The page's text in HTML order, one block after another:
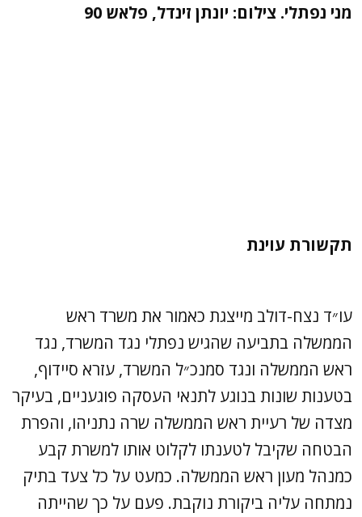
מני נפתלי. צילום: יונתן זינדל, פלאש 90
תקשורת עוינת
עו״ד נצח-דולב מייצגת כאמור את משרד ראש
הממשלה בתביעה שהגיש נפתלי נגד המשרד, נגד
ראש הממשלה ונגד סמנכ״ל המשרד, עזרא סיידוף,
בטענות שונות בנוגע לתנאי העסקה פוגעניים, בעיקר
מצדה של רעיית ראש הממשלה שרה נתניהו, והפרת
הבטחה שקיבל לטענתו לקלוט אותו למשרת קבע
כמנהל מעון ראש הממשלה. כמעט על כל צעד בתיק
נמתחה עליה ביקורת נוקבת. פעם על כך שהייתה